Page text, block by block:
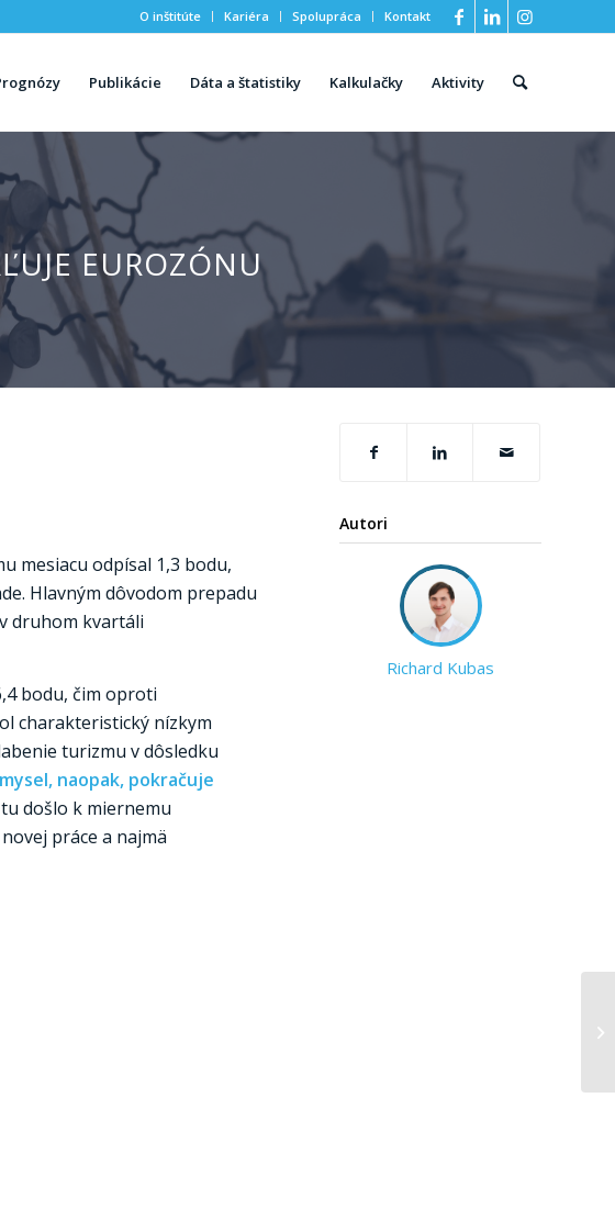
O inštitúte Kariéra Spolupráca Kontakt
Publikácie Dáta a štatistiky Kalkulačky Aktivity
EUROZÓNU
mesiacu odpísal 1,3 bodu,
Hlavným dôvodom prepadu
druhom kvartáli
bodu, čim oproti
charakteristický nízkym
turizmu v dôsledku
naopak, pokračuje
došlo k miernemu
práce a najmä
Autori
Richard Kubas